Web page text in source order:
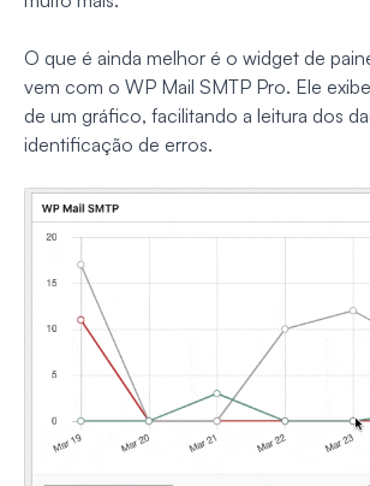
O que é ainda melhor é o widget de
vem com o WP Mail SMTP Pro. Ele
de um gráfico, facilitando a leitura dos
identificação de erros.